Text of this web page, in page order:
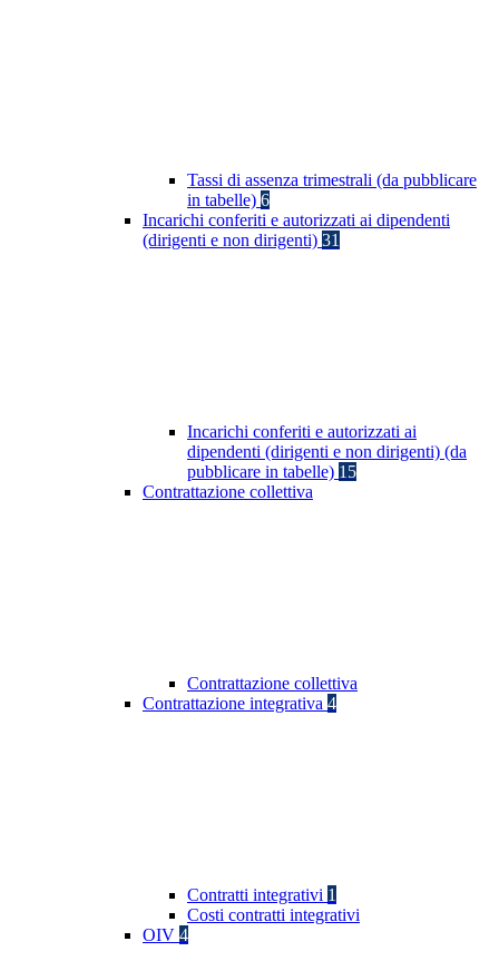
Tassi di assenza trimestrali (da pubblicare
in tabelle) 6
Incarichi conferiti e autorizzati ai dipendenti
(dirigenti e non dirigenti) 31
Incarichi conferiti e autorizzati ai
dipendenti (dirigenti e non dirigenti) (da
pubblicare in tabelle) 15
Contrattazione collettiva
Contrattazione collettiva
Contrattazione integrativa 4
Contratti integrativi 1
Costi contratti integrativi
OIV 4